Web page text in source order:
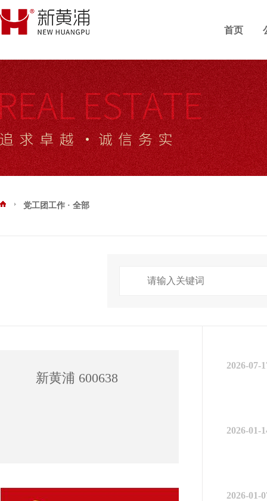
首页
党工团工作 · 全部
新黄浦 600638
2026-07-
2026-01-
2026-01-